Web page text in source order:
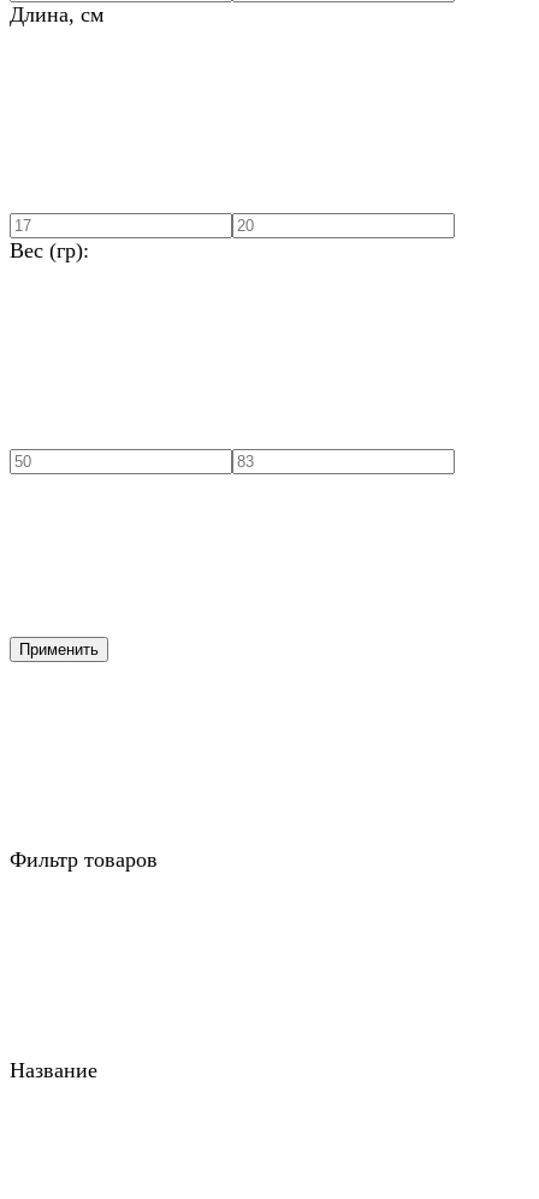
Длина, см
Вес (гр):
Применить
Фильтр товаров
Название